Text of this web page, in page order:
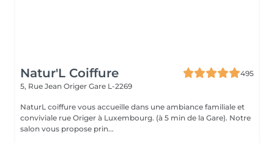
Natur'L Coiffure
495
5, Rue Jean Origer Gare L-2269
NaturL coiffure vous accueille dans une ambiance familiale et
conviviale rue Origer à Luxembourg. (à 5 min de la Gare). Notre
salon vous propose prin...